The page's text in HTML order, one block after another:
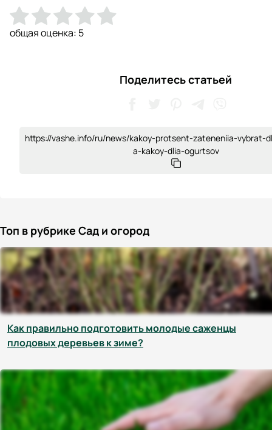
общая оценка: 5
Поделитесь статьей
https://vashe.info/ru/news/kakoy-protsent-zateneniia-vybrat-
a-kakoy-dlia-ogurtsov
Топ в рубрике Сад и огород
Как правильно подготовить молодые саженцы
плодовых деревьев к зиме?